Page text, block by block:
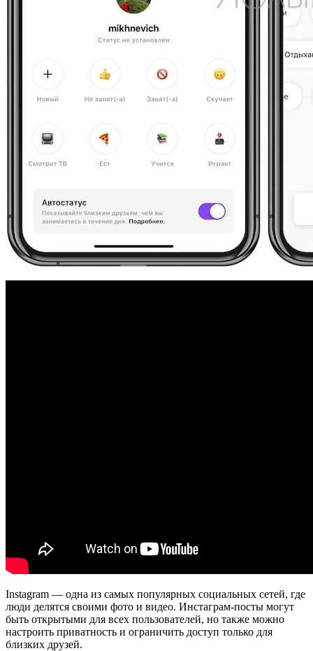
Instagram — одна из самых популярных социальных сетей, где
люди делятся своими фото и видео. Инстаграм-посты могут
быть открытыми для всех пользователей, но также можно
настроить приватность и ограничить доступ только для
близких друзей.